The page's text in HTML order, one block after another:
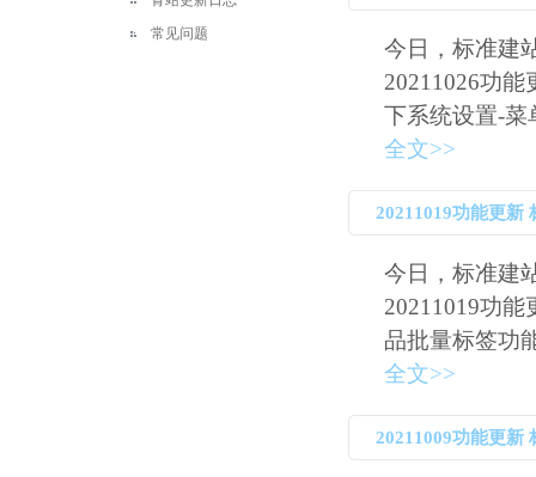
常见问题
今日，标准建
20211026功
下系统设置-
全文>>
20211019功能更新
今日，标准建
20211019功
品批量标签功
全文>>
20211009功能更新